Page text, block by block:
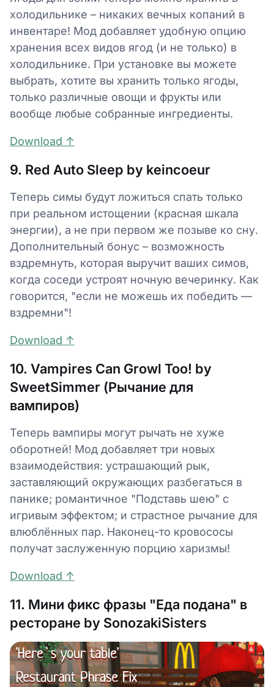
холодильнике – никаких вечных копаний в
инвентаре! Мод добавляет удобную опцию
хранения всех видов ягод (и не только) в
холодильнике. При установке вы можете
выбрать, хотите вы хранить только ягоды,
только различные овощи и фрукты или
вообще любые собранные ингредиенты.
Download ↑
9. Red Auto Sleep by keincoeur
Теперь симы будут ложиться спать только
при реальном истощении (красная шкала
энергии), а не при первом же позыве ко сну.
Дополнительный бонус – возможность
вздремнуть, которая выручит ваших симов,
когда соседи устроят ночную вечеринку. Как
говорится, "если не можешь их победить —
вздремни"!
Download ↑
10. Vampires Can Growl Too! by
SweetSimmer (Рычание для
вампиров)
Теперь вампиры могут рычать не хуже
оборотней! Мод добавляет три новых
взаимодействия: устрашающий рык,
заставляющий окружающих разбегаться в
панике; романтичное "Подставь шею" с
игривым эффектом; и страстное рычание для
влюблённых пар. Наконец-то кровососы
получат заслуженную порцию харизмы!
Download ↑
11. Мини фикс фразы "Еда подана" в
ресторане by SonozakiSisters